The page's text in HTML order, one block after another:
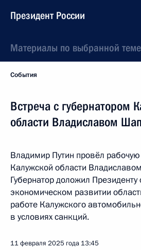
Президент России
Материалы по выбранной теме
События
Встреча с губернатором
области Владиславом
Владимир Путин провёл рабочую
Калужской области
Губернатор доложил Президенту
экономическом развитии
работе Калужского
в условиях санкций.
11 февраля 2025 года 13:45